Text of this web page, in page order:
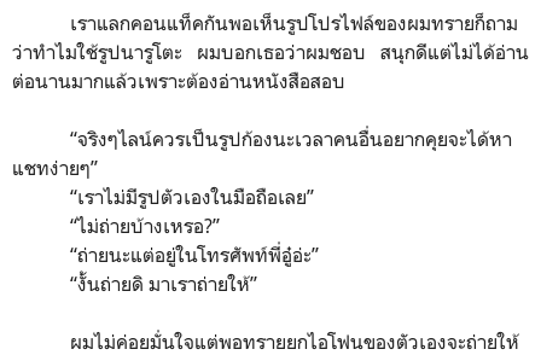
เราแลกคอนแท็คกันพอเห็นรูปโปรไฟล์ของผมทรายก็ถาม
ว่าทำไมใช้รูปนารูโตะ ผมบอกเธอว่าผมชอบ สนุกดีแต่ไม่ได้อ่าน
ต่อนานมากแล้วเพราะต้องอ่านหนังสือสอบ
“จริงๆไลน์ควรเป็นรูปก้องนะเวลาคนอื่นอยากคุยจะได้หา
แชทง่ายๆ”
“เราไม่มีรูปตัวเองในมือถือเลย”
“ไม่ถ่ายบ้างเหรอ?”
“ถ่ายนะแต่อยู่ในโทรศัพท์พี่อู๋อ่ะ”
“งั้นถ่ายดิ มาเราถ่ายให้”
ผมไม่ค่อยมั่นใจแต่พอทรายยกไอโฟนของตัวเองจะถ่ายให้